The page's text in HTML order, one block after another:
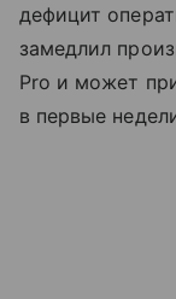
дефицит
замедлил
Pro и может
в первые